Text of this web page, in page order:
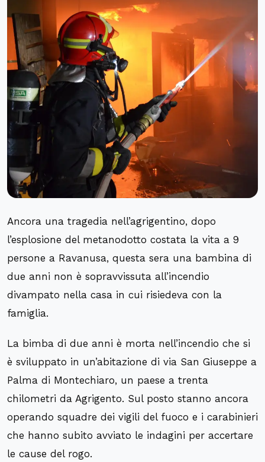
Ancora una tragedia nell’agrigentino, dopo
l’esplosione del metanodotto costata la vita a 9
persone a Ravanusa, questa sera una bambina di
due anni non è sopravvissuta all’incendio
divampato nella casa in cui risiedeva con la
famiglia.
La bimba di due anni è morta nell’incendio che si
è sviluppato in un’abitazione di via San Giuseppe a
Palma di Montechiaro, un paese a trenta
chilometri da Agrigento. Sul posto stanno ancora
operando squadre dei vigili del fuoco e i carabinieri
che hanno subito avviato le indagini per accertare
le cause del rogo.